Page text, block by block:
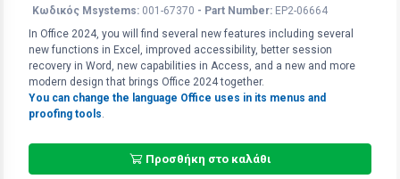
Κωδικός Msystems: 001-67370 - Part Number: EP2-06664
In Office 2024, you will find several new features including several
new functions in Excel, improved accessibility, better session
recovery in Word, new capabilities in Access​​​​​​​, and a new and more
modern design that brings Office 2024 together.
Υou can change the language Office uses in its menus and
proofing tools.
Προσθήκη στο καλάθι